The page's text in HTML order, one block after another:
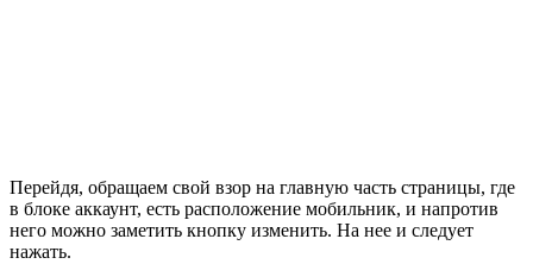
Перейдя, обращаем свой взор на главную часть страницы, где
в блоке аккаунт, есть расположение мобильник, и напротив
него можно заметить кнопку изменить. На нее и следует
нажать.